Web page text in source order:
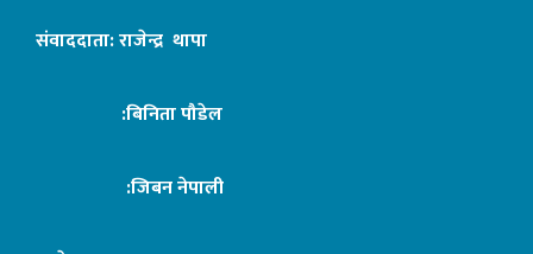
संवाददाता: राजेन्द्र थापा
:बिनिता पौडेल
:जिबन नेपाली